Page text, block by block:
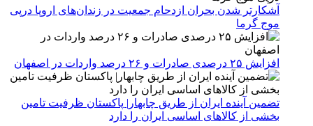
آشکارتر شدن بحران ازدحام جمعیت در زندان‌های اروپا درپی
موج گرما
افزایش ۲۵ درصدی صادرات و ۲۶ درصد واردات در اصفهان
تضمین آینده ایران از طریق چابهار| پاکستان ظرفیت تامین
بخشی از کالاهای اساسی ایران را دارد